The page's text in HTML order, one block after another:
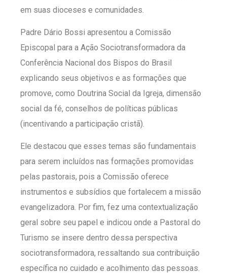
em suas dioceses e comunidades.
Padre Dário Bossi apresentou a Comissão
Episcopal para a Ação Sociotransformadora da
Conferência Nacional dos Bispos do Brasil
explicando seus objetivos e as formações que
promove, como Doutrina Social da Igreja, dimensão
social da fé, conselhos de políticas públicas
(incentivando a participação cristã).
Ele destacou que esses temas são fundamentais
para serem incluídos nas formações promovidas
pelas pastorais, pois a Comissão oferece
instrumentos e subsídios que fortalecem a missão
evangelizadora. Por fim, fez uma contextualização
geral sobre seu papel e indicou onde a Pastoral do
Turismo se insere dentro dessa perspectiva
sociotransformadora, ressaltando sua contribuição
específica no cuidado e acolhimento das pessoas.